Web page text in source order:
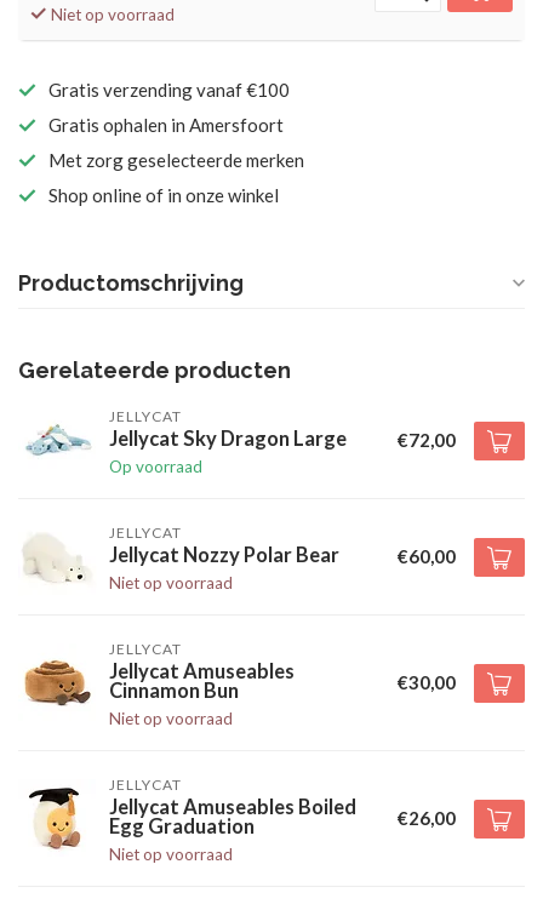
Niet op voorraad
Gratis verzending vanaf €100
Gratis ophalen in Amersfoort
Met zorg geselecteerde merken
Shop online of in onze winkel
Productomschrijving
Gerelateerde producten
JELLYCAT
Jellycat Sky Dragon Large
Op voorraad
€72,00
JELLYCAT
Jellycat Nozzy Polar Bear
Niet op voorraad
€60,00
JELLYCAT
Jellycat Amuseables
Cinnamon Bun
Niet op voorraad
€30,00
JELLYCAT
Jellycat Amuseables Boiled
Egg Graduation
Niet op voorraad
€26,00